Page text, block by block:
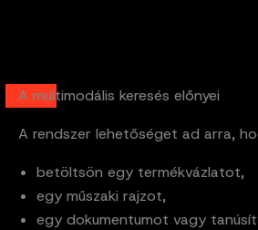
A multimodális keresés előnyei
A rendszer lehetőséget ad arra,
betöltsön egy termékvázlatot,
egy műszaki rajzot,
egy dokumentumot vagy